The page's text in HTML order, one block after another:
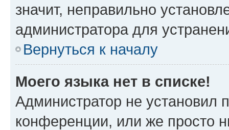
значит, неправильно
администратора для
Вернуться к началу
Моего языка нет в списке!
Администратор не установил
конференции, или же просто